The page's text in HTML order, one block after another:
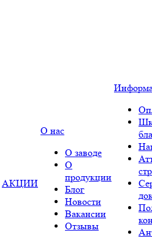
АКЦИИ
О нас
О заводе
О
продукции
Блог
Новости
Вакансии
Отзывы